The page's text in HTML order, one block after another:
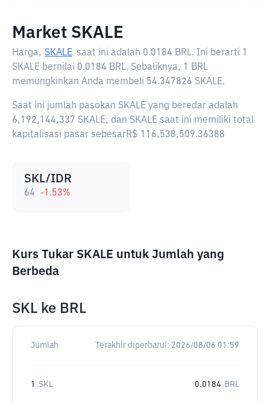
Market SKALE
Harga, SKALE saat ini adalah 0.0184 BRL. Ini berarti 1
SKALE bernilai 0.0184 BRL. Sebaliknya, 1 BRL
memungkinkan Anda membeli 54.347826 SKALE.
Saat ini jumlah pasokan SKALE yang beredar adalah
6,192,144,337 SKALE, dan SKALE saat ini memiliki total
kapitalisasi pasar sebesarR$ 116,538,509.36388
SKL/IDR
64 -1.53%
Kurs Tukar SKALE untuk Jumlah yang
Berbeda
SKL ke BRL
Jumlah Terakhir diperbarui: 2026/08/06 01:59
1 SKL 0.0184 BRL